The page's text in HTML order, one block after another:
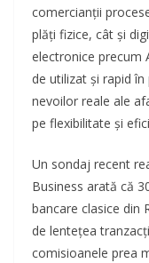
comercianții
plăți fizice, cât și
electronice precum
de utilizat și rapid
nevoilor reale ale
pe flexibilitate și
Un sondaj recent
Business arată că
bancare clasice din
de lentețea
comisioanele prea